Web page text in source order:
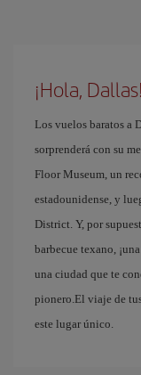
¡Hola, Dallas!
Los vuelos baratos a
sorprenderá con su
Floor Museum, un
estadounidense, y
District. Y, por
barbecue texano,
una ciudad que te
pionero.El viaje de
este lugar único.